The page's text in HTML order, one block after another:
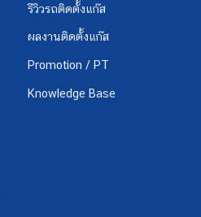
รีวิวรถติดตั้งแก๊ส
ผลงานติดตั้งแก๊ส
Promotion / PT
Knowledge Base